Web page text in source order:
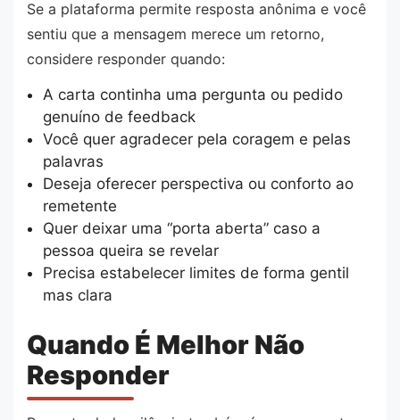
Se a plataforma permite resposta anônima e você
sentiu que a mensagem merece um retorno,
considere responder quando:
A carta continha uma pergunta ou pedido
genuíno de feedback
Você quer agradecer pela coragem e pelas
palavras
Deseja oferecer perspectiva ou conforto ao
remetente
Quer deixar uma “porta aberta” caso a
pessoa queira se revelar
Precisa estabelecer limites de forma gentil
mas clara
Quando É Melhor Não
Responder